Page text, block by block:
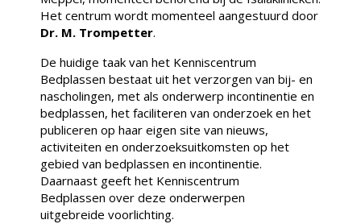
Het centrum wordt momenteel aangestuurd door
Dr. M. Trompetter.
De huidige taak van het Kenniscentrum
Bedplassen bestaat uit het verzorgen van bij- en
nascholingen, met als onderwerp incontinentie en
bedplassen, het faciliteren van onderzoek en het
publiceren op haar eigen site van nieuws,
activiteiten en onderzoeksuitkomsten op het
gebied van bedplassen en incontinentie.
Daarnaast geeft het Kenniscentrum
Bedplassen over deze onderwerpen
uitgebreide voorlichting.